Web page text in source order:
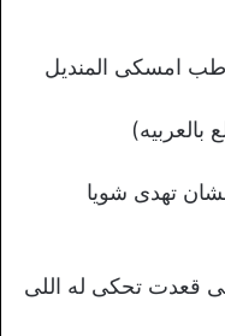
امسكى المنديل
تهدى شويا
قعدت تحكى له اللى